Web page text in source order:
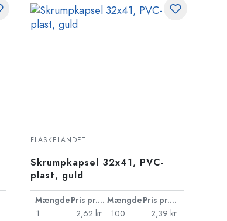
FLASKELANDET
Skrumpkapsel 32x41, PVC-
plast, guld
Mængde Pris pr. stk. Mængde
Pris pr. stk.
1
2,62 kr.
100
2,39 kr.